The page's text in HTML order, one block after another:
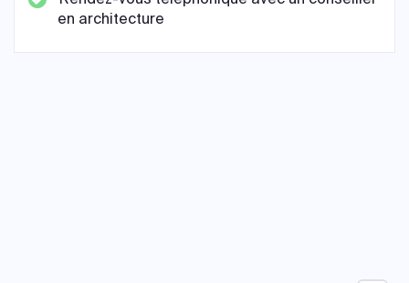
en architecture